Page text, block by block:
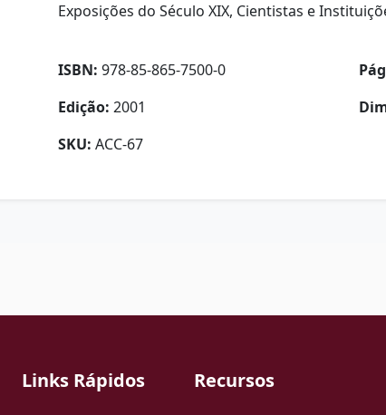
Exposições do Século XIX, Cientistas e
ISBN: 978-85-865-7500-0
Edição: 2001
SKU: ACC-67
Links Rápidos Recursos